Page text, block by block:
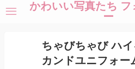
かわいい写真たち フ
ー
ちゃびちゃび ハ
カンドユニフォー